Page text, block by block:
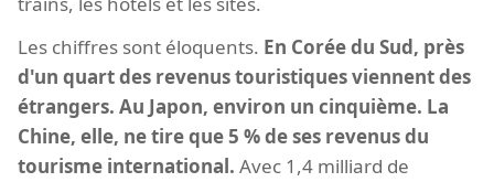
Les chiffres sont éloquents. En Corée du Sud, près
d'un quart des revenus touristiques viennent des
étrangers. Au Japon, environ un cinquième. La
Chine, elle, ne tire que 5 % de ses revenus du
tourisme international. Avec 1,4 milliard de